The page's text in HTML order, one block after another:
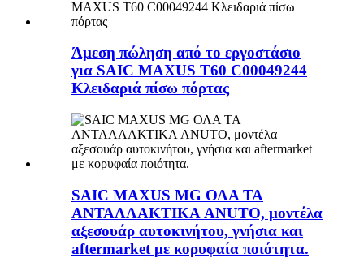
Άμεση πώληση από το εργοστάσιο
για SAIC MAXUS T60 C00049244
Κλειδαριά πίσω πόρτας
SAIC MAXUS MG ΟΛΑ ΤΑ
ΑΝΤΑΛΛΑΚΤΙΚΑ ANUTO, μοντέλα
αξεσουάρ αυτοκινήτου, γνήσια και
aftermarket με κορυφαία ποιότητα.